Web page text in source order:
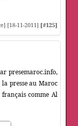
[18-11-2011] [#125]
presemaroc.info,
presse au Maroc
comme Al